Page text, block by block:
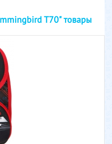
T70" товары